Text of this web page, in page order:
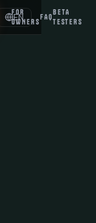
FOR
OWNERS
FAQ
BETA
TESTERS
EN